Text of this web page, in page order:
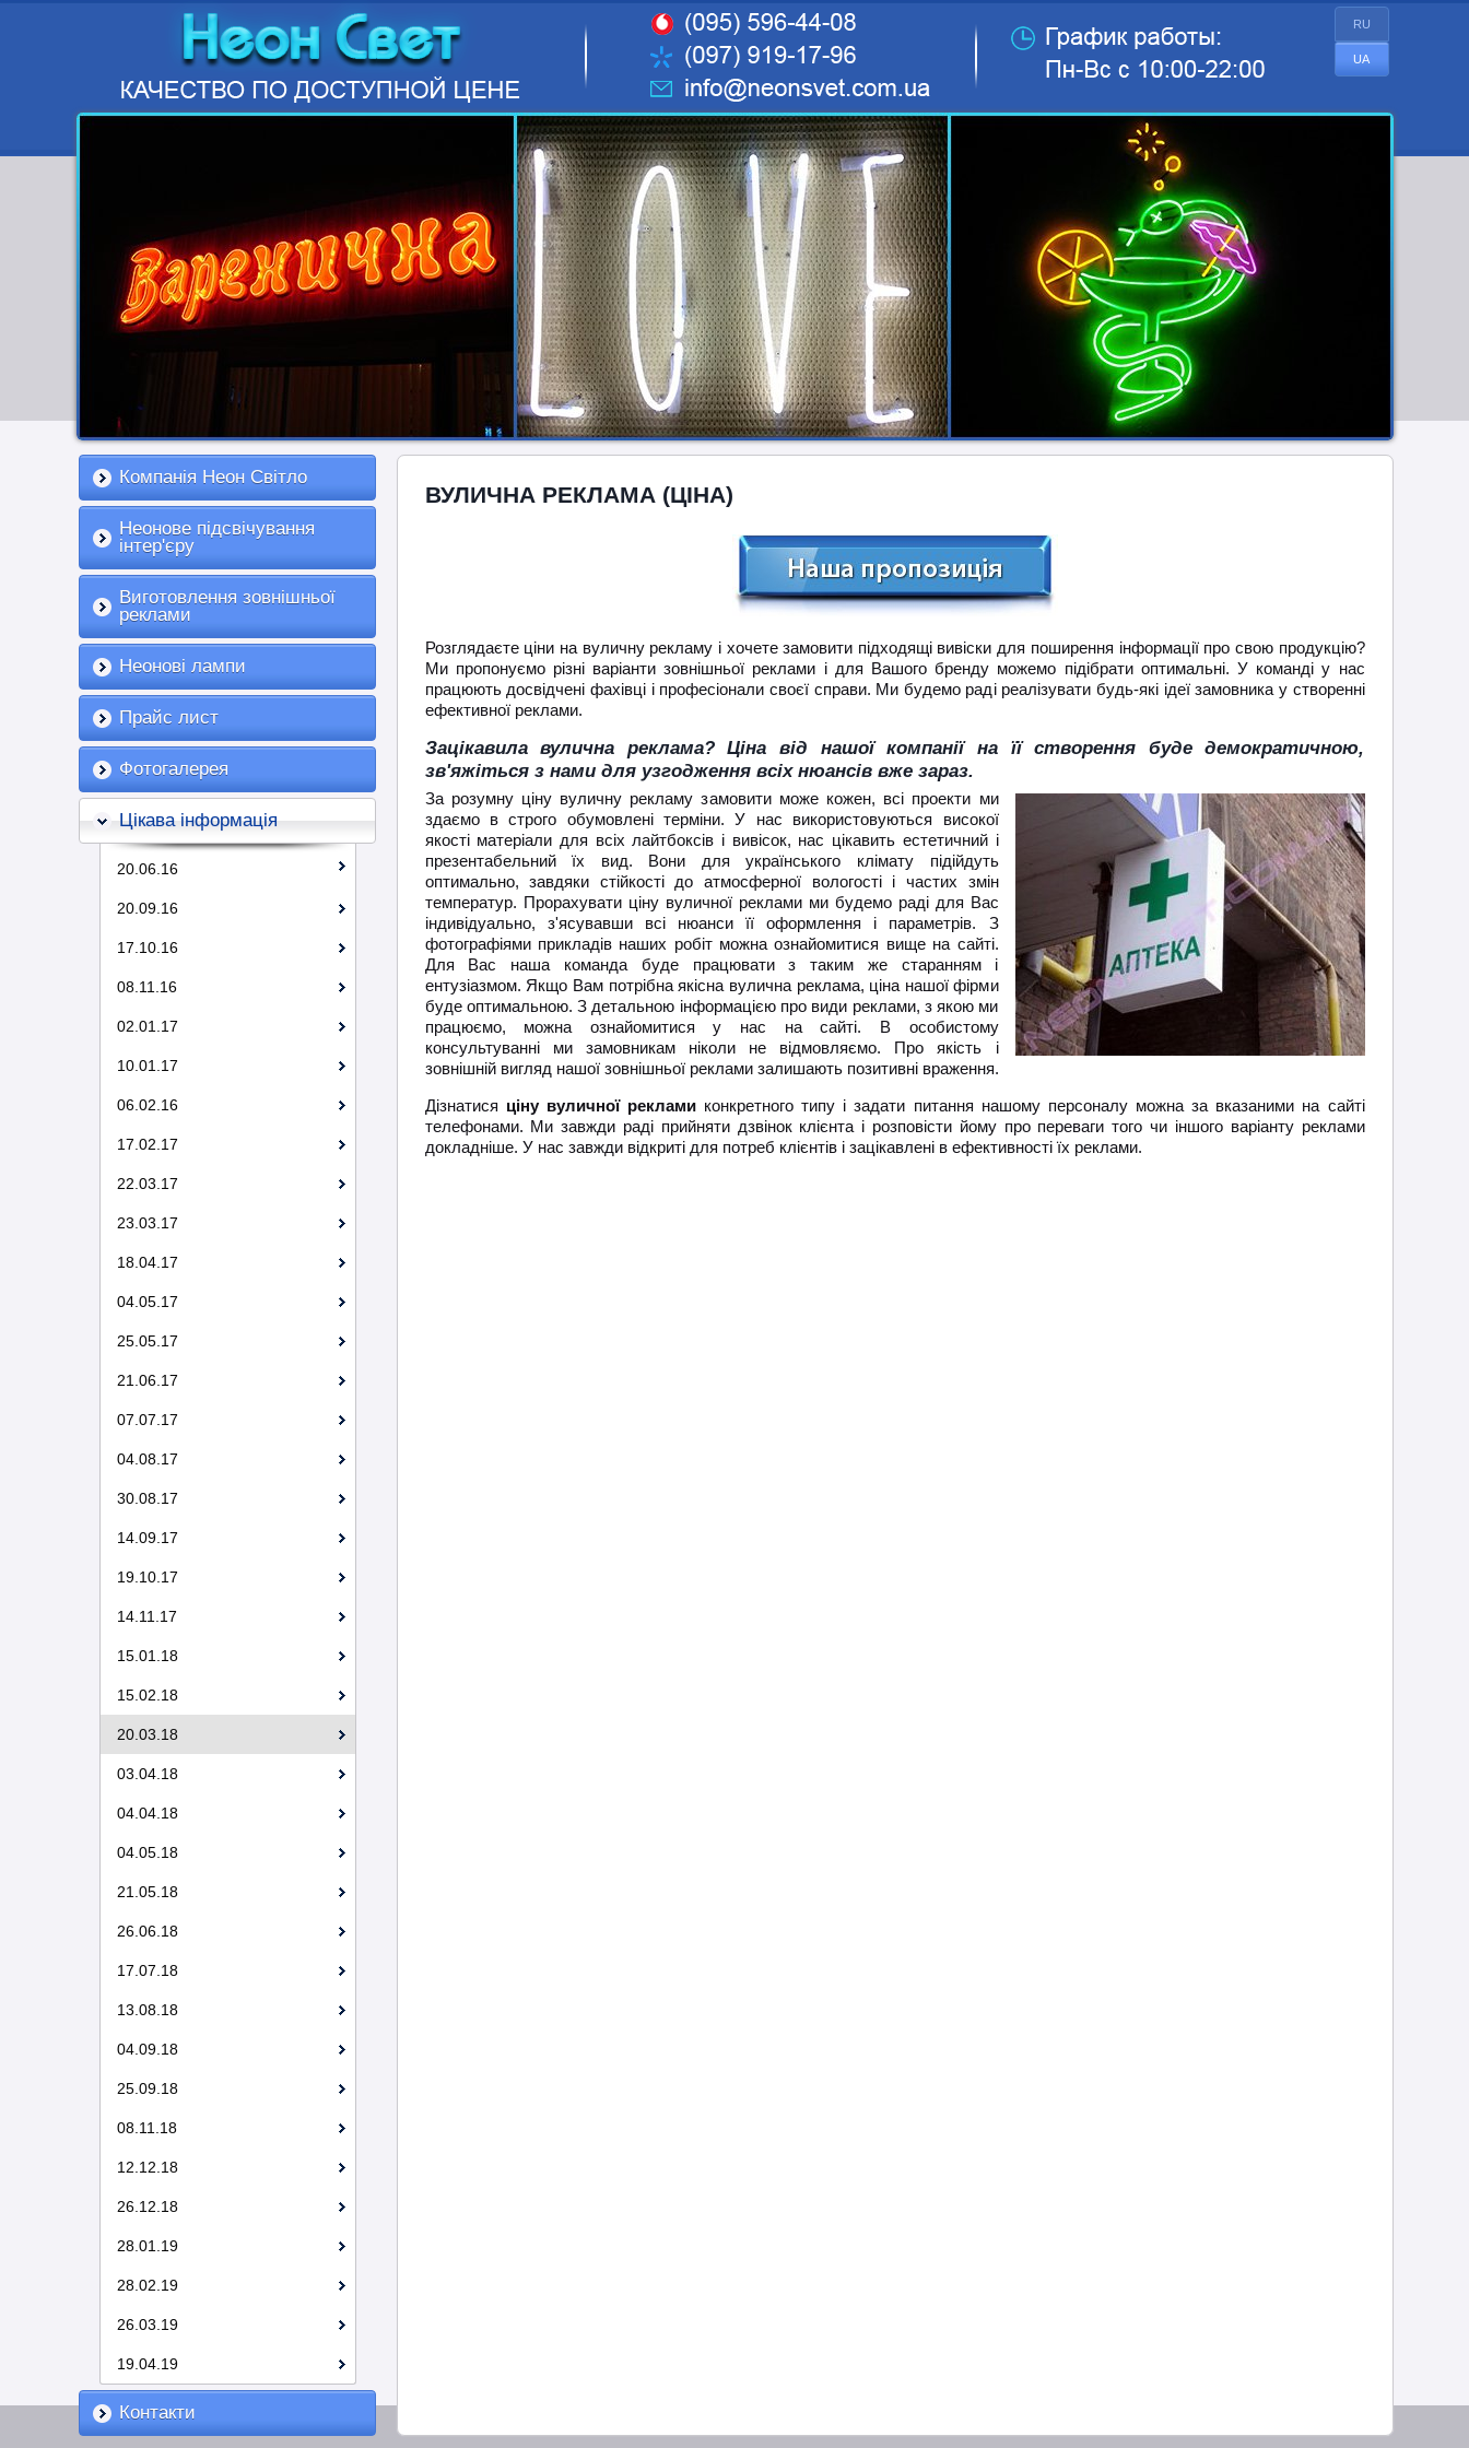
RU
UA
Компанія Неон Світло
Неонове підсвічування
інтер'єру
Виготовлення зовнішньої
реклами
Неонові лампи
Прайс лист
Фотогалерея
Цікава інформація
20.06.16
20.09.16
17.10.16
08.11.16
02.01.17
10.01.17
06.02.16
17.02.17
22.03.17
23.03.17
18.04.17
04.05.17
25.05.17
21.06.17
07.07.17
04.08.17
30.08.17
14.09.17
19.10.17
14.11.17
15.01.18
15.02.18
20.03.18
03.04.18
04.04.18
04.05.18
21.05.18
26.06.18
17.07.18
13.08.18
04.09.18
25.09.18
08.11.18
12.12.18
26.12.18
28.01.19
28.02.19
26.03.19
19.04.19
Контакти
ВУЛИЧНА РЕКЛАМА (ЦІНА)
Розглядаєте ціни на вуличну рекламу і хочете замовити підходящі вивіски для поширення інформації про свою продукцію?
Ми пропонуємо різні варіанти зовнішньої реклами і для Вашого бренду можемо підібрати оптимальні. У команді у нас
працюють досвідчені фахівці і професіонали своєї справи. Ми будемо раді реалізувати будь-які ідеї замовника у створенні
ефективної реклами.
Зацікавила вулична реклама? Ціна від нашої компанії на її створення буде демократичною,
зв'яжіться з нами для узгодження всіх нюансів вже зараз.
За розумну ціну вуличну рекламу замовити може кожен, всі проекти ми
здаємо в строго обумовлені терміни. У нас використовуються високої
якості матеріали для всіх лайтбоксів і вивісок, нас цікавить естетичний і
презентабельний їх вид. Вони для українського клімату підійдуть
оптимально, завдяки стійкості до атмосферної вологості і частих змін
температур. Прорахувати ціну вуличної реклами ми будемо раді для Вас
індивідуально, з'ясувавши всі нюанси її оформлення і параметрів. З
фотографіями прикладів наших робіт можна ознайомитися вище на сайті.
Для Вас наша команда буде працювати з таким же старанням і
ентузіазмом. Якщо Вам потрібна якісна вулична реклама, ціна нашої фірми
буде оптимальною. З детальною інформацією про види реклами, з якою ми
працюємо, можна ознайомитися у нас на сайті. В особистому
консультуванні ми замовникам ніколи не відмовляємо. Про якість і
зовнішній вигляд нашої зовнішньої реклами залишають позитивні враження.
Дізнатися ціну вуличної рекламиконкретного типу і задати питання нашому персоналу можна за вказаними на сайті
телефонами. Ми завжди раді прийняти дзвінок клієнта і розповісти йому про переваги того чи іншого варіанту реклами
докладніше. У нас завжди відкриті для потреб клієнтів і зацікавлені в ефективності їх реклами.